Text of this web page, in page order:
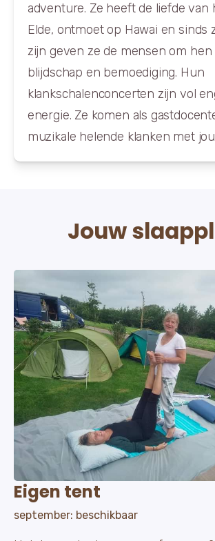
adventure. Ze heeft de liefde van
Elde, ontmoet op Hawai en sinds
zijn geven ze de mensen om
blijdschap en bemoediging. Hun
klankschalenconcerten zijn vol
energie. Ze komen als
muzikale helende klanken met
Jouw
Eigen tent
september: beschikbaar